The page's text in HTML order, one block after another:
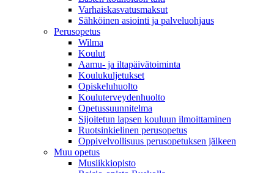
Varhaiskasvatusmaksut
Sähköinen asiointi ja palveluohjaus
Perusopetus
Wilma
Koulut
Aamu- ja iltapäivätoiminta
Koulukuljetukset
Opiskeluhuolto
Kouluterveydenhuolto
Opetussuunnitelma
Sijoitetun lapsen kouluun ilmoittaminen
Ruotsinkielinen perusopetus
Oppivelvollisuus perusopetuksen jälkeen
Muu opetus
Musiikkiopisto